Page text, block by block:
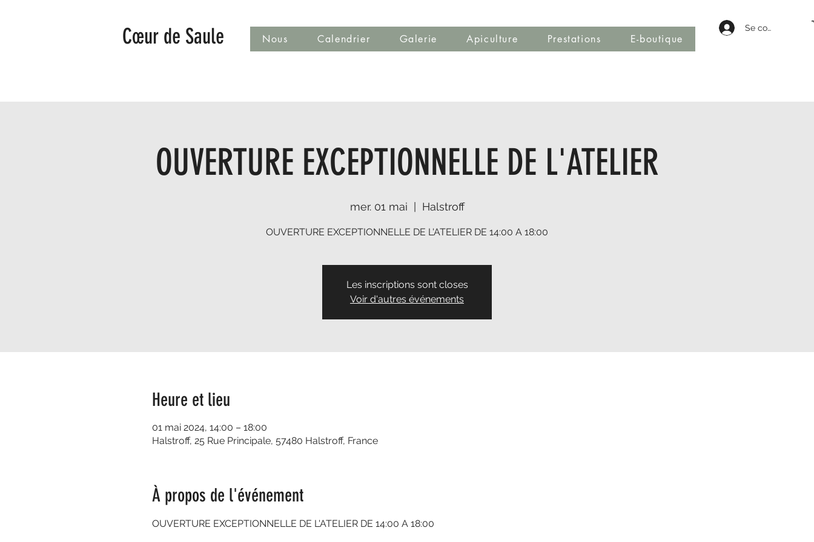
Se connecter
Cœur de Saule Nous Calendrier Galerie Apiculture Prestations E-boutique
OUVERTURE EXCEPTIONNELLE DE L'ATELIER
mer. 01 mai Halstroff
OUVERTURE EXCEPTIONNELLE DE L'ATELIER DE 14:00 A 18:00
Les inscriptions sont closes
Voir d'autres événements
Heure et lieu
01 mai 2024, 14:00 – 18:00
Halstroff, 25 Rue Principale, 57480 Halstroff, France
À propos de l'événement
OUVERTURE EXCEPTIONNELLE DE L'ATELIER DE 14:00 A 18:00